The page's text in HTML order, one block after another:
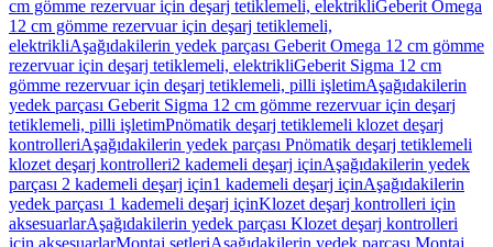
cm gömme rezervuar için deşarj tetiklemeli, elektrikliGeberit Omega
12 cm gömme rezervuar için deşarj tetiklemeli,
elektrikliAşağıdakilerin yedek parçası Geberit Omega 12 cm gömme
rezervuar için deşarj tetiklemeli, elektrikliGeberit Sigma 12 cm
gömme rezervuar için deşarj tetiklemeli, pilli işletimAşağıdakilerin
yedek parçası Geberit Sigma 12 cm gömme rezervuar için deşarj
tetiklemeli, pilli işletimPnömatik deşarj tetiklemeli klozet deşarj
kontrolleriAşağıdakilerin yedek parçası Pnömatik deşarj tetiklemeli
klozet deşarj kontrolleri2 kademeli deşarj içinAşağıdakilerin yedek
parçası 2 kademeli deşarj için1 kademeli deşarj içinAşağıdakilerin
yedek parçası 1 kademeli deşarj içinKlozet deşarj kontrolleri için
aksesuarlarAşağıdakilerin yedek parçası Klozet deşarj kontrolleri
için aksesuarlarMontaj setleriAşağıdakilerin yedek parçası Montaj